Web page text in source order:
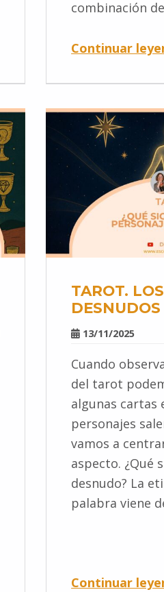
combinación
Continuar
TAROT.
DESNUDOS
13/11/2025
Cuando
del tarot
algunas cartas
personajes
vamos a
aspecto. ¿Qué
desnudo? La
palabra viene
Continuar